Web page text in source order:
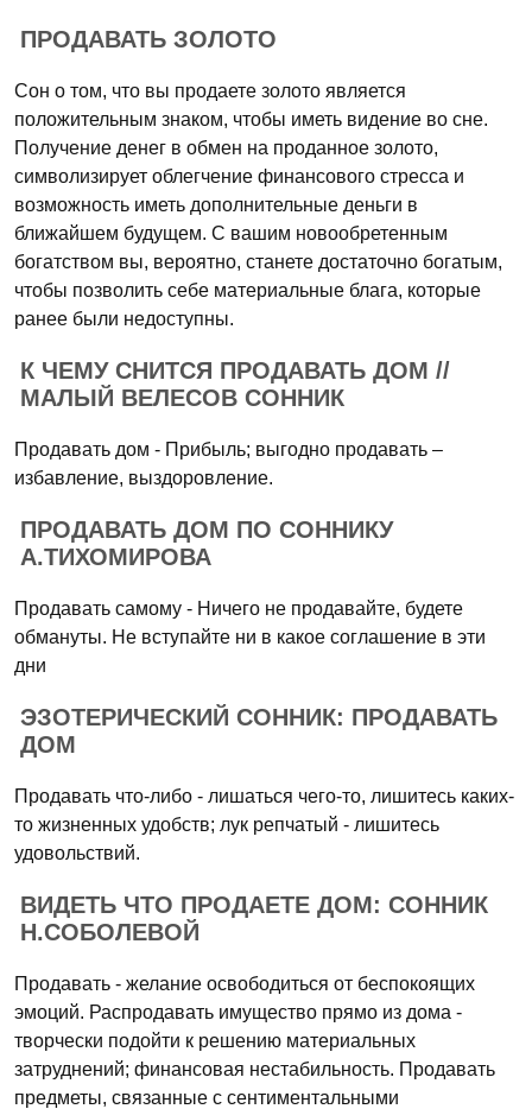
ПРОДАВАТЬ ЗОЛОТО
Сон о том, что вы продаете золото является
положительным знаком, чтобы иметь видение во сне.
Получение денег в обмен на проданное золото,
символизирует облегчение финансового стресса и
возможность иметь дополнительные деньги в
ближайшем будущем. С вашим новообретенным
богатством вы, вероятно, станете достаточно богатым,
чтобы позволить себе материальные блага, которые
ранее были недоступны.
К ЧЕМУ СНИТСЯ ПРОДАВАТЬ ДОМ //
МАЛЫЙ ВЕЛЕСОВ СОННИК
Продавать дом - Прибыль; выгодно продавать –
избавление, выздоровление.
ПРОДАВАТЬ ДОМ ПО СОННИКУ
А.ТИХОМИРОВА
Продавать самому - Ничего не продавайте, будете
обмануты. Не вступайте ни в какое соглашение в эти
дни
ЭЗОТЕРИЧЕСКИЙ СОННИК: ПРОДАВАТЬ
ДОМ
Продавать что-либо - лишаться чего-то, лишитесь каких-
то жизненных удобств; лук репчатый - лишитесь
удовольствий.
ВИДЕТЬ ЧТО ПРОДАЕТЕ ДОМ: СОННИК
Н.СОБОЛЕВОЙ
Продавать - желание освободиться от беспокоящих
эмоций. Распродавать имущество прямо из дома -
творчески подойти к решению материальных
затруднений; финансовая нестабильность. Продавать
предметы, связанные с сентиментальными